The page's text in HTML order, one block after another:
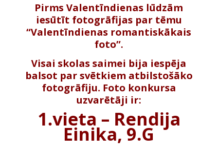
Pirms Valentīndienas lūdzām
iesūtīt fotogrāfijas par tēmu
“Valentīndienas romantiskākais
foto”.
Visai skolas saimei bija iespēja
balsot par svētkiem atbilstošāko
fotogrāfiju. Foto konkursa
uzvarētāji ir:
1.vieta – Rendija
Einika, 9.G